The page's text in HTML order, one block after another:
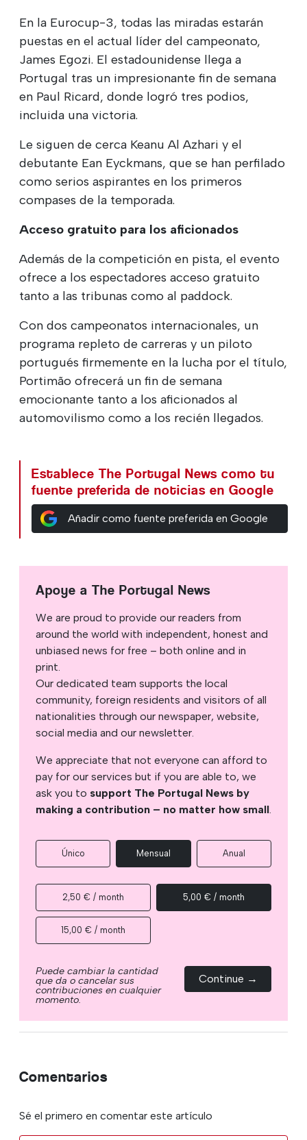
En la Eurocup-3, todas las miradas estarán
puestas en el actual líder del campeonato,
James Egozi. El estadounidense llega a
Portugal tras un impresionante fin de semana
en Paul Ricard, donde logró tres podios,
incluida una victoria.
Le siguen de cerca Keanu Al Azhari y el
debutante Ean Eyckmans, que se han perfilado
como serios aspirantes en los primeros
compases de la temporada.
Acceso gratuito para los aficionados
Además de la competición en pista, el evento
ofrece a los espectadores acceso gratuito
tanto a las tribunas como al paddock.
Con dos campeonatos internacionales, un
programa repleto de carreras y un piloto
portugués firmemente en la lucha por el título,
Portimão ofrecerá un fin de semana
emocionante tanto a los aficionados al
automovilismo como a los recién llegados.
Establece The Portugal News como tu
fuente preferida de noticias en Google
Añadir como fuente preferida en Google
Apoye a The Portugal News
We are proud to provide our readers from
around the world with independent, honest and
unbiased news for free – both online and in
print.
Our dedicated team supports the local
community, foreign residents and visitors of all
nationalities through our newspaper, website,
social media and our newsletter.
We appreciate that not everyone can afford to
pay for our services but if you are able to, we
ask you to support The Portugal News by
making a contribution – no matter how small.
Único Mensual Anual
2,50 € / month 5,00 € / month
15,00 € / month
Puede cambiar la cantidad
que da o cancelar sus
contribuciones en cualquier
momento.
Continue →
Comentarios
Sé el primero en comentar este artículo